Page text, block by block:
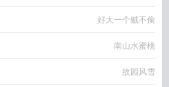
好大一个贼不偷
南山水蜜桃
故园风雪